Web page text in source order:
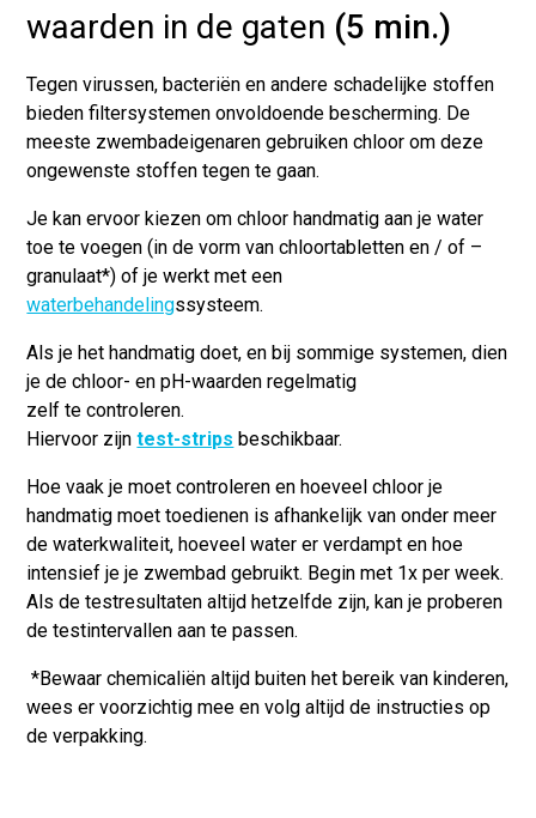
waarden in de gaten (5 min.)
Tegen virussen, bacteriën en andere schadelijke stoffen
bieden filtersystemen onvoldoende bescherming. De
meeste zwembadeigenaren gebruiken chloor om deze
ongewenste stoffen tegen te gaan.
Je kan ervoor kiezen om chloor handmatig aan je water
toe te voegen (in de vorm van chloortabletten en / of –
granulaat*) of je werkt met een
waterbehandelingssysteem.
Als je het handmatig doet, en bij sommige systemen, dien
je de chloor- en pH-waarden regelmatig
zelf te controleren.
Hiervoor zijntest-strips beschikbaar.
Hoe vaak je moet controleren en hoeveel chloor je
handmatig moet toedienen is afhankelijk van onder meer
de waterkwaliteit, hoeveel water er verdampt en hoe
intensief je je zwembad gebruikt. Begin met 1x per week.
Als de testresultaten altijd hetzelfde zijn, kan je proberen
de testintervallen aan te passen.
*Bewaar chemicaliën altijd buiten het bereik van kinderen,
wees er voorzichtig mee en volg altijd de instructies op
de verpakking.